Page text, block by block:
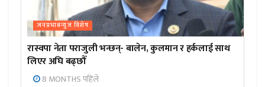
जनप्रभाबन्युज विशेष
रास्वपा नेता पराजुली भन्छन्- बालेन, कुलमान र हर्कलाई साथ
लिएर अघि बढ्छौँ
8 MONTHS पहिले